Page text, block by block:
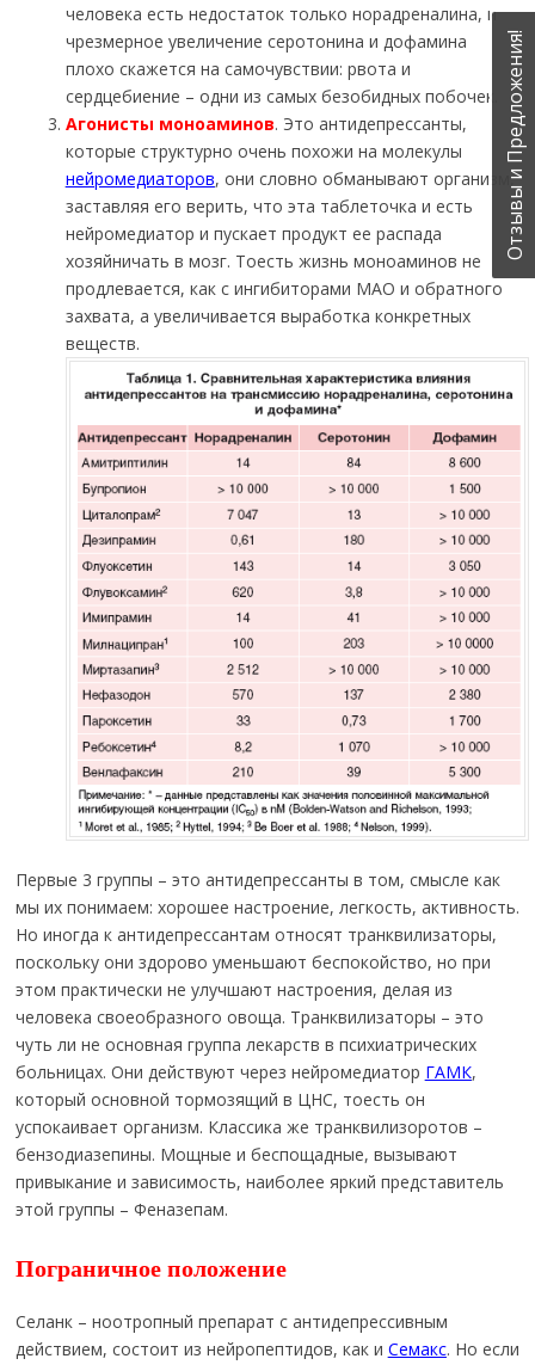
человека есть недостаток только норадреналина, и
чрезмерное увеличение серотонина и дофамина
плохо скажется на самочувствии: рвота и
сердцебиение – одни из самых безобидных побочек.
Агонисты моноаминов. Это антидепрессанты,
которые структурно очень похожи на молекулы
нейромедиаторов, они словно обманывают организм,
заставляя его верить, что эта таблеточка и есть
нейромедиатор и пускает продукт ее распада
хозяйничать в мозг. Тоесть жизнь моноаминов не
продлевается, как с ингибиторами МАО и обратного
захвата, а увеличивается выработка конкретных
веществ.
Первые 3 группы – это антидепрессанты в том, смысле как
мы их понимаем: хорошее настроение, легкость, активность.
Но иногда к антидепрессантам относят транквилизаторы,
поскольку они здорово уменьшают беспокойство, но при
этом практически не улучшают настроения, делая из
человека своеобразного овоща. Транквилизаторы – это
чуть ли не основная группа лекарств в психиатрических
больницах. Они действуют через нейромедиатор ГАМК,
который основной тормозящий в ЦНС, тоесть он
успокаивает организм. Классика же транквилизоротов –
бензодиазепины. Мощные и беспощадные, вызывают
привыкание и зависимость, наиболее яркий представитель
этой группы – Феназепам.
Пограничное положение
Селанк – ноотропный препарат с антидепрессивным
действием, состоит из нейропептидов, как и Семакс. Но если
Отзывы и Предложения!